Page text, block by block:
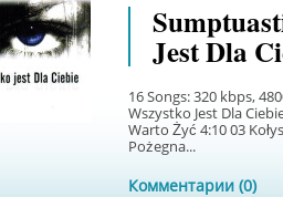
Jest Dla
16 Songs: 320 kbps,
Wszystko Jest Dla
Warto Żyć 4:10 03
Pożegna...
Комментарии (0)